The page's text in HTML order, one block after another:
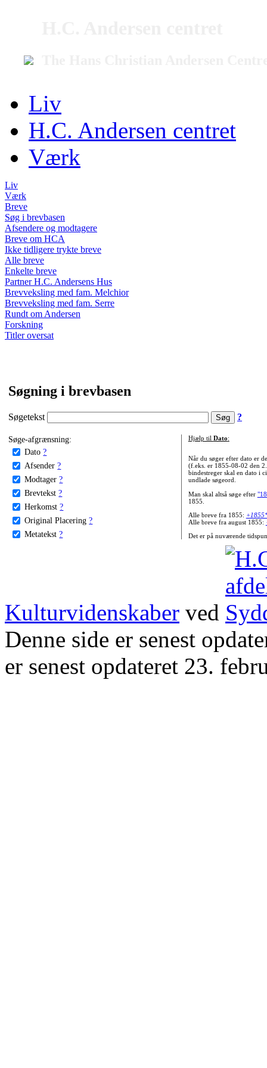
Liv
H.C. Andersen centret
Værk
Liv
Værk
Breve
Søg i brevbasen
Afsendere og modtagere
Breve om HCA
Ikke tidligere trykte breve
Alle breve
Enkelte breve
Partner H.C. Andersens Hus
Brevveksling med fam. Melchior
Brevveksling med fam. Serre
Rundt om Andersen
Forskning
Titler oversat
Søgning i brevbasen
Søgetekst ?
Søge-afgrænsning:
Dato ?
Afsender ?
Modtager ?
Brevtekst ?
Herkomst ?
Original Placering ?
Metatekst ?
Hjælp til Dato:
Når du søger efter dato er
(f.eks. er 1855-08-02 den
bindestreger skal en dato i
undlade søgeord.
Man skal altså søge efter
1855.
Alle breve fra 1855:
Alle breve fra august 1855:
Det er på nuværende
Kulturvidenskaber ved
Denne side er senest
er senest opdateret 23.